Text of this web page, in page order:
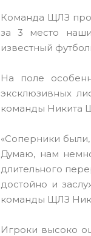
Команда ЩЛЗ
за 3 место
известный
На поле
эксклюзивных
команды Никита
«Соперники
Думаю, нам
длительного
достойно и
команды ЩЛЗ
Игроки высоко